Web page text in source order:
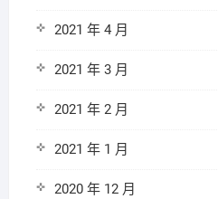
2021 年 4 月
2021 年 3 月
2021 年 2 月
2021 年 1 月
2020 年 12 月